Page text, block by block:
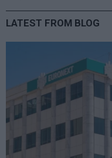
LATEST FROM BLOG